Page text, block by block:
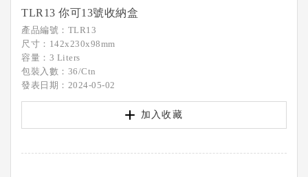
TLR13 你可13號收納盒
產品編號：TLR13
尺寸：142x230x98mm
容量：3 Liters
包裝入數：36/Ctn
發表日期：2024-05-02
加入收藏